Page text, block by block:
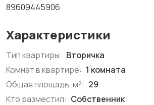
89609445906
Характеристики
Тип квартиры: Вторичка
Комнат в квартире: 1 комната
Общая площадь, м²: 29
Кто разместил: Собственник